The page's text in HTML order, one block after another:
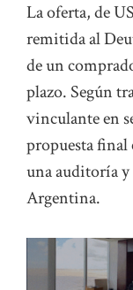
La oferta, de
remitida al
de un
plazo. Según
vinculante en
propuesta final
una auditoría y
Argentina.